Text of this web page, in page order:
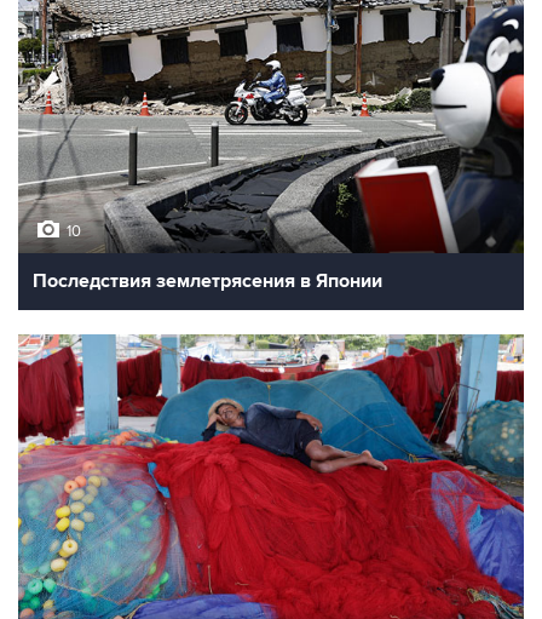
10
Последствия землетрясения в Японии